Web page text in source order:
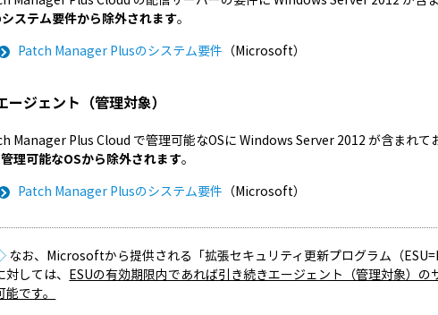
ステム要件から除外されます。
Patch Manager Plusのシステム要件 （Microsoft）
ージェント（管理対象）
Manager Plus Cloud で管理可能なOSに Windows Server 2012 が含まれ
理可能なOSから除外されます。
Patch Manager Plusのシステム要件 （Microsoft）
なお、Microsoftから提供される「拡張セキュリティ更新プログラム（
対しては、 ESUの有効期限内であれば引き続きエージェント（管理対象）
能です。